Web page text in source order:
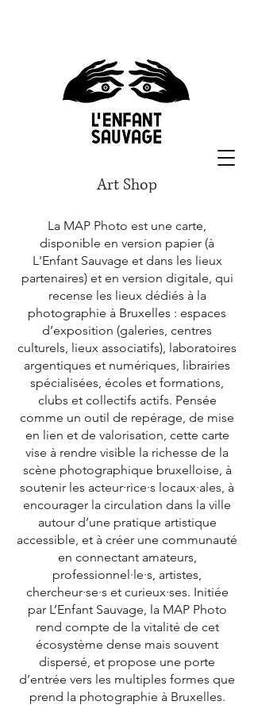
Art Shop
La MAP Photo est une carte,
disponible en version papier (à
L'Enfant Sauvage et dans les lieux
partenaires) et en version digitale, qui
recense les lieux dédiés à la
photographie à Bruxelles : espaces
d’exposition (galeries, centres
culturels, lieux associatifs), laboratoires
argentiques et numériques, librairies
spécialisées, écoles et formations,
clubs et collectifs actifs. Pensée
comme un outil de repérage, de mise
en lien et de valorisation, cette carte
vise à rendre visible la richesse de la
scène photographique bruxelloise, à
soutenir les acteur·rice·s locaux·ales, à
encourager la circulation dans la ville
autour d’une pratique artistique
accessible, et à créer une communauté
en connectant amateurs,
professionnel·le·s, artistes,
chercheur·se·s et curieux·ses. Initiée
par L’Enfant Sauvage, la MAP Photo
rend compte de la vitalité de cet
écosystème dense mais souvent
dispersé, et propose une porte
d’entrée vers les multiples formes que
prend la photographie à Bruxelles.